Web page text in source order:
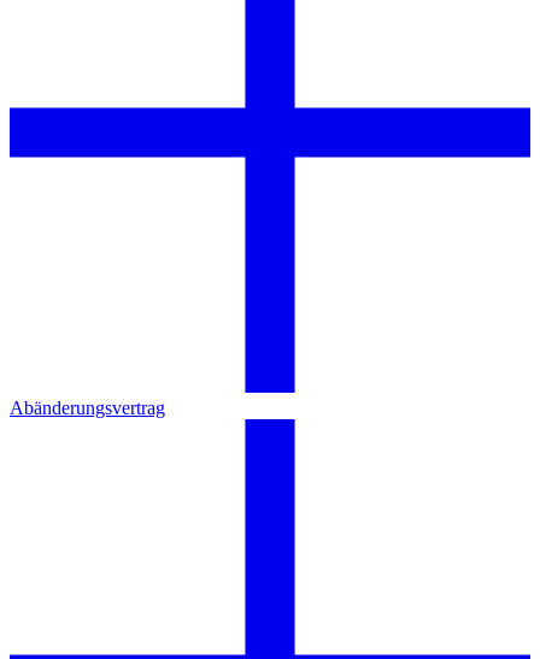
Abänderungsvertrag